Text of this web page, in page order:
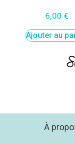
6,00 €
Ajouter au
À